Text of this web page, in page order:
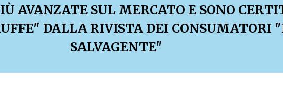
AVANZATE SUL MERCATO E SONO
DALLA RIVISTA DEI CONSUMATORI
SALVAGENTE"